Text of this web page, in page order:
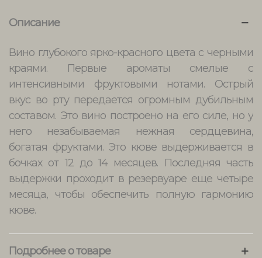
Описание
Вино глубокого ярко-красного цвета с черными
краями. Первые ароматы смелые с
интенсивными фруктовыми нотами. Острый
вкус во рту передается огромным дубильным
составом. Это вино построено на его силе, но у
него незабываемая нежная сердцевина,
богатая фруктами. Это кюве выдерживается в
бочках от 12 до 14 месяцев. Последняя часть
выдержки проходит в резервуаре еще четыре
месяца, чтобы обеспечить полную гармонию
кюве.
Подробнее о товаре